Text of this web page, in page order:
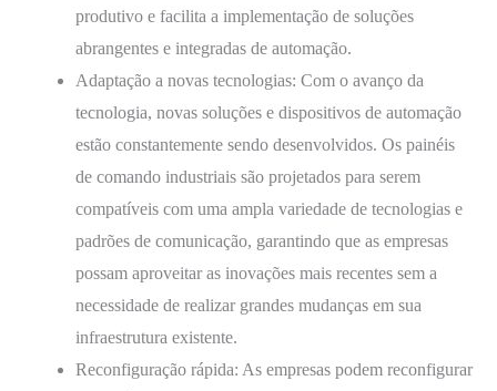
produtivo e facilita a implementação de soluções
abrangentes e integradas de automação.
Adaptação a novas tecnologias: Com o avanço da
tecnologia, novas soluções e dispositivos de automação
estão constantemente sendo desenvolvidos. Os painéis
de comando industriais são projetados para serem
compatíveis com uma ampla variedade de tecnologias e
padrões de comunicação, garantindo que as empresas
possam aproveitar as inovações mais recentes sem a
necessidade de realizar grandes mudanças em sua
infraestrutura existente.
Reconfiguração rápida: As empresas podem reconfigurar